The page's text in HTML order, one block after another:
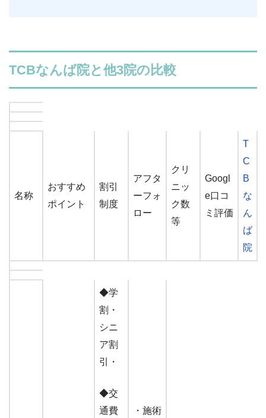
TCBなんば院と他3院の比較
名称
おすすめ
ポイント
割引
制度
アフタ
ーフォ
ロー
クリ
ニッ
ク数
等
Googl
e口コ
ミ評価
T
C
B
な
ん
ば
院
◆学
割・
シニ
ア割
引・
◆交
通費
・施術